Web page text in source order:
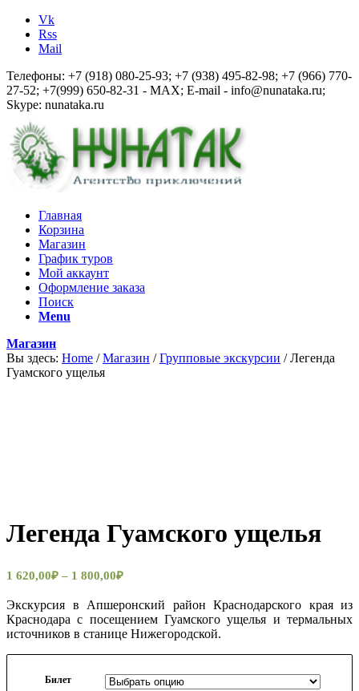
Vk
Rss
Mail
Телефоны: +7 (918) 080-25-93; +7 (938) 495-82-98; +7 (966) 770-
27-52; +7(999) 650-82-31 - MAX; E-mail - info@nunataka.ru;
Skype: nunataka.ru
Главная
Корзина
Магазин
График туров
Мой аккаунт
Оформление заказа
Поиск
Menu
Магазин
Вы здесь: Home / Магазин / Групповые экскурсии / Легенда
Гуамского ущелья
Легенда Гуамского ущелья
1 620,00₽ – 1 800,00₽
Экскурсия в Апшеронский район Краснодарского края из
Краснодара с посещением Гуамского ущелья и термальных
источников в станице Нижегородской.
Билет